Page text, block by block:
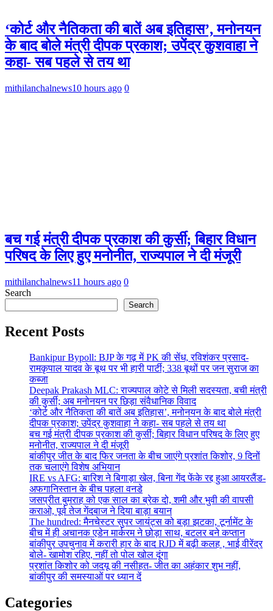
‘कोर्ट और नैतिकता की बातें अब इतिहास’, मनोनयन
के बाद बोले मंत्री दीपक प्रकाश; उपेंद्र कुशवाहा ने
कहा- सब पहले से तय था
mithilanchalnews10 hours ago 0
बच गई मंत्री दीपक प्रकाश की कुर्सी; बिहार विधान
परिषद के लिए हुए मनोनीत, राज्यपाल ने दी मंजूरी
mithilanchalnews11 hours ago 0
Search
Search
Recent Posts
Bankipur Bypoll: BJP के गढ़ में PK की सेंध, रविशंकर प्रसाद-
रामकृपाल यादव के बूथ पर भी हारी पार्टी; 338 बूथों पर जन सुराज का
कब्जा
Deepak Prakash MLC: राज्यपाल कोटे से मिली सदस्यता, बची मंत्री
की कुर्सी; अब मनोनयन पर छिड़ा संवैधानिक विवाद
‘कोर्ट और नैतिकता की बातें अब इतिहास’, मनोनयन के बाद बोले मंत्री
दीपक प्रकाश; उपेंद्र कुशवाहा ने कहा- सब पहले से तय था
बच गई मंत्री दीपक प्रकाश की कुर्सी; बिहार विधान परिषद के लिए हुए
मनोनीत, राज्यपाल ने दी मंजूरी
बांकीपुर जीत के बाद फिर जनता के बीच जाएंगे प्रशांत किशोर, 9 दिनों
तक चलाएंगे विशेष अभियान
IRE vs AFG: बारिश ने बिगाड़ा खेल, बिना गेंद फेंके रद्द हुआ आयरलैंड-
अफगानिस्तान के बीच पहला वनडे
जसप्रीत बुमराह को एक साल का ब्रेक दो, शमी और भुवी की वापसी
कराओ, पूर्व तेज गेंदबाज ने दिया बाड़ा बयान
The hundred: मैनचेस्टर सुपर जायंट्स को बड़ा झटका, टूर्नामेंट के
बीच में ही अचानक एडेन मार्करम ने छोड़ा साथ, बटलर बने कप्तान
बांकीपुर उपचुनाव में करारी हार के बाद RJD में बढ़ी कलह , भाई वीरेंद्र
बोले- खामोश रहिए, नहीं तो पोल खोल दूंगा
प्रशांत किशोर को जदयू की नसीहत- जीत का अहंकार शुभ नहीं,
बांकीपुर की समस्याओं पर ध्यान दें
Categories